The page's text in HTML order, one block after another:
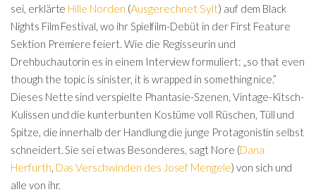
sei, erklärte Hille Norden (Ausgerechnet Sylt) auf dem Black
Nights Film Festival, wo ihr Spielfilm-Debüt in der First Feature
Sektion Premiere feiert. Wie die Regisseurin und
Drehbuchautorin es in einem Interview formuliert: „so that even
though the topic is sinister, it is wrapped in something nice.”
Dieses Nette sind verspielte Phantasie-Szenen, Vintage-Kitsch-
Kulissen und die kunterbunten Kostüme voll Rüschen, Tüll und
Spitze, die innerhalb der Handlung die junge Protagonistin selbst
schneidert. Sie sei etwas Besonderes, sagt Nore (Dana
Herfurth Das Verschwinden des Josef Mengele) von sich und
alle von ihr.